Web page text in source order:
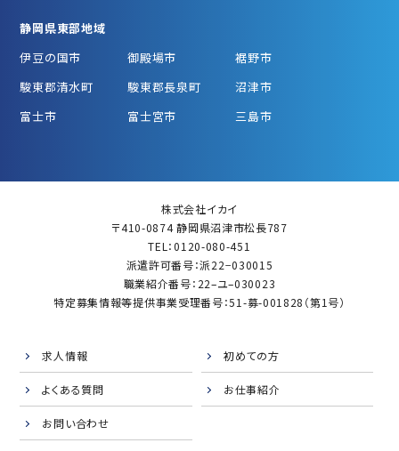
静岡県東部地域
伊豆の国市
御殿場市
裾野市
駿東郡清水町
駿東郡長泉町
沼津市
富士市
富士宮市 三島市
株式会社イカイ
〒410-0874 静岡県沼津市松長787
TEL：0120-080-451
派遣許可番号：派22−030015
職業紹介番号：22–ユ–030023
特定募集情報等提供事業受理番号：51-募-001828（第1号）
求人情報 初めての方
よくある質問 お仕事紹介
お問い合わせ